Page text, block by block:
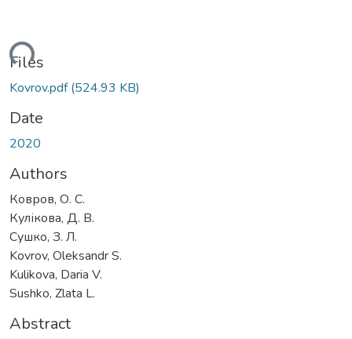
Files
Kovrov.pdf(524.93 KB)
Date
2020
Authors
Ковров, О. С.
Кулікова, Д. В.
Сушко, З. Л.
Kovrov, Oleksandr S.
Kulikova, Daria V.
Sushko, Zlata L.
Abstract